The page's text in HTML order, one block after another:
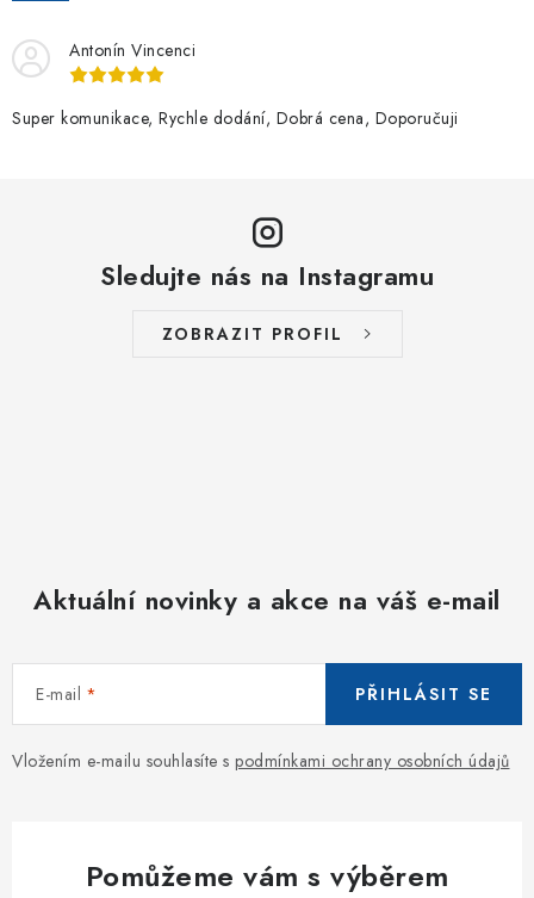
Antonín Vincenci
Super komunikace, Rychle dodání, Dobrá cena, Doporučuji
Sledujte nás na Instagramu
ZOBRAZIT PROFIL
Aktuální novinky a akce na váš e-mail
E-mail
Vložením e-mailu souhlasíte s podmínkami ochrany osobních údajů
PŘIHLÁSIT SE
Pomůžeme vám s výběrem